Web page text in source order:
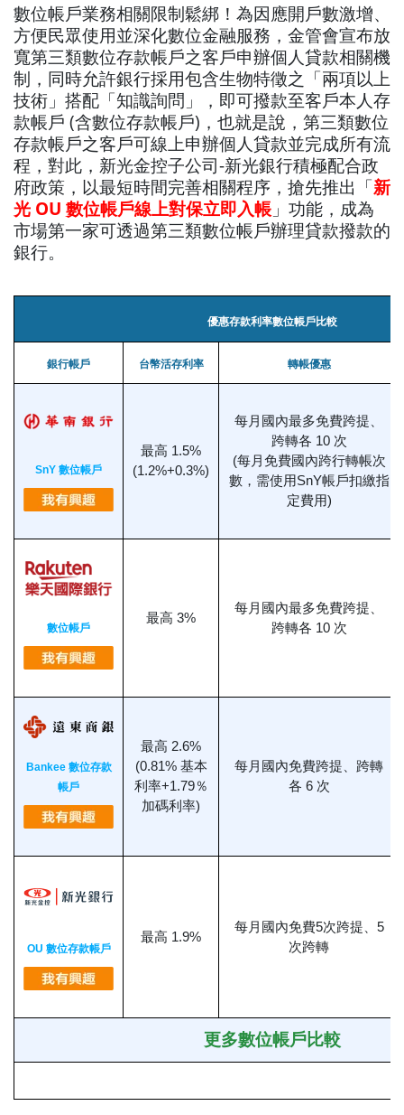
數位帳戶業務相關限制鬆綁！為因應開戶數激增、
方便民眾使用並深化數位金融服務，金管會宣布放
寬第三類數位存款帳戶之客戶申辦個人貸款相關機
制，同時允許銀行採用包含生物特徵之「兩項以上
技術」搭配「知識詢問」，即可撥款至客戶本人存
款帳戶 (含數位存款帳戶)，也就是說，第三類數位
存款帳戶之客戶可線上申辦個人貸款並完成所有流
程，對此，新光金控子公司-新光銀行積極配合政
府政策，以最短時間完善相關程序，搶先推出「新
光 OU 數位帳戶線上對保立即入帳 」功能，成為
市場第一家可透過第三類數位帳戶辦理貸款撥款的
銀行。
優惠存款利率數位帳戶比較
銀行帳戶 台幣活存利率 轉帳優惠
SnY 數位帳戶
最高 1.5%
(1.2%+0.3%)
每月國內最多免費跨提、
跨轉各 10 次
(每月免費國內跨行轉帳次
數，需使用SnY帳戶扣繳指
定費用)
數位帳戶
最高 3%
每月國內最多免費跨提、
跨轉各 10 次
Bankee 數位存款
帳戶
最高 2.6%
(0.81% 基本
利率+1.79％
加碼利率)
每月國內免費跨提、跨轉
各 6 次
OU 數位存款帳戶
最高 1.9%
每月國內免費5次跨提、5
次跨轉
更多數位帳戶比較